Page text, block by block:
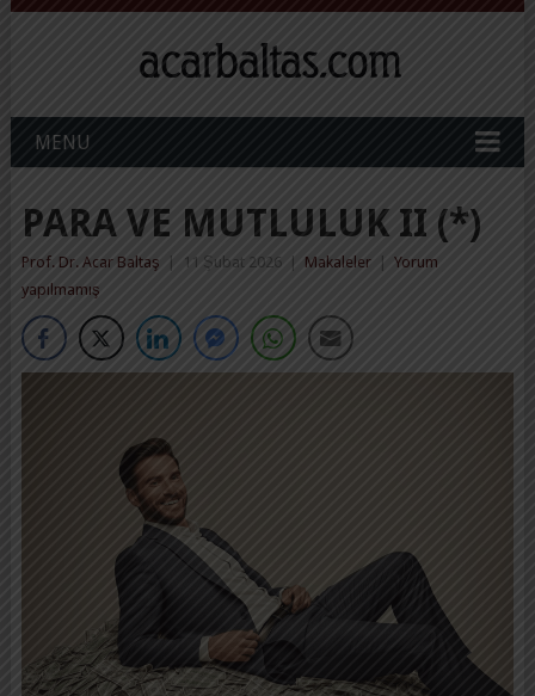
MENU
PARA VE MUTLULUK II (*)
Prof. Dr. Acar Baltaş 11 Şubat 2026 Makaleler
Yorum
yapılmamış